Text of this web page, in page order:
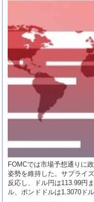
FOMCでは市場予想通りに
姿勢を維持した。サプライ
反応し、ドル円は113.99円
ル、ポンドドルは1.3070ド